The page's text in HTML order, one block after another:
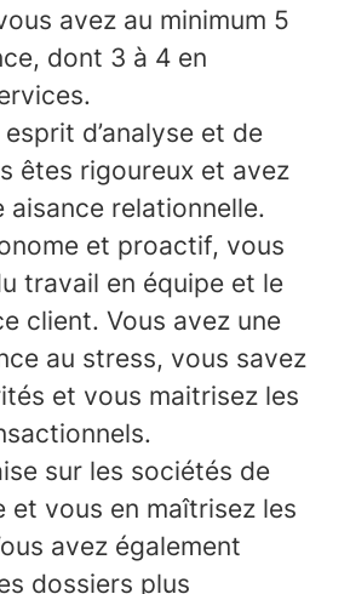
avez au minimum 5
dont 3 à 4 en
esprit d’analyse et de
êtes rigoureux et avez
aisance relationnelle.
et proactif, vous
travail en équipe et le
client. Vous avez une
au stress, vous savez
et vous maitrisez les
sur les sociétés de
et vous en maîtrisez les
avez également
dossiers plus